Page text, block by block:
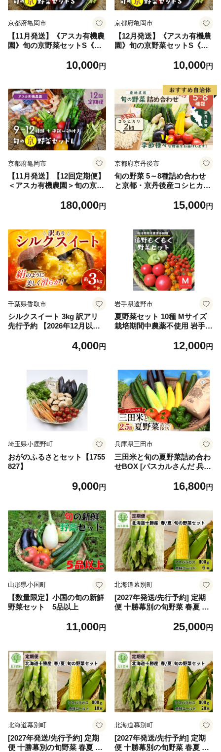
卵 たまご タマゴ 玉子 4ヶ
無農薬野菜野菜セット 平飼い
京都府亀岡市
【11月発送】《アスカ有機農
園》旬の京野菜セットS《野
旬 野菜定期便 野菜詰め合わ
野菜 やさい 野菜セット やさ
いセット 春野菜 夏野菜 秋野
菜 冬野菜 旬 京野菜野菜セッ
ト 旬野菜セット 有機野菜野
菜セット 無農薬野菜野菜セッ
ト 春野菜野菜セット 夏野菜
野菜セット 秋野菜野菜セット
10,000円
京都府亀岡市
【12月発送】《アスカ有機農
園》旬の京野菜セットS《野
旬 野菜定期便 野菜詰め合わ
野菜 やさい 野菜セット やさ
いセット 春野菜 夏野菜 秋野
菜 冬野菜 旬 京野菜野菜セッ
ト 旬野菜セット 有機野菜野
菜セット 無農薬野菜野菜セッ
ト 春野菜野菜セット 夏野菜
野菜セット 秋野菜野菜セット
10,000円
京都府亀岡市
【11月発送】【12回定期便】
＜アスカ有機農園＞旬の京野
毎月お届け全12回《定期便
わせ 野菜セット 京野菜 旬の
野菜 新鮮野菜 有機野菜 無農
薬野菜 野菜定期便 野菜 定期
便 やさい 定期便 野菜セット
やさいセット 春野菜 夏野菜
秋野菜 冬野菜 旬 ケージフリ
ー 卵 たまご タマゴ 玉子 12
180,000円
京都府京丹後市
旬の野菜 5～8種詰め合わせ
と京都・京丹後産コシヒカリ
おまかせ お楽しみ 京野菜
しひかり おにぎり 白米 ふる
さと納税 米
15,000円
千葉県香取市
シルクスイート 3kg 訳アリ
先行予約 【2026年12月以降
さつまいも サツマイモ 芋 熟
4,000円
岩手県遠野市
夏野菜セット 10種 Mサイズ
栽培期間中農薬不使用 岩手県
12,000円
埼玉県小鹿野町
おがのふるさとセット【1755
827】
9,000円
兵庫県三田市
三田米と旬の夏野菜詰め合わ
せBOX [パスカルさんだ 兵庫
田米 米 新米 白米 今摺米 野
クール便 詰め合わせ 冷蔵 期
間限定 数量限定
16,800円
山形県小国町
【数量限定】小国の旬の新鮮
野菜セット 5品以上
11,000円
北海道幕別町
[2027年発送/先行予約] 定期
便 十勝幕別の旬野菜 春夏 2
g・とうもろこし 6本） [北王
ルド とうもろこし とうきび
コーン 野菜 甘い 北海道 十勝
幕別 】[№5749-2045]
25,000円
北海道幕別町
[2027年発送/先行予約] 定期
便 十勝幕別の旬野菜 春夏 2
北海道幕別町
[2027年発送/先行予約] 定期
便 十勝幕別の旬野菜 春夏 2